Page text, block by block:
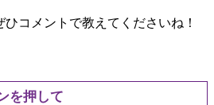
コメントで教えてくださいね！
を押して